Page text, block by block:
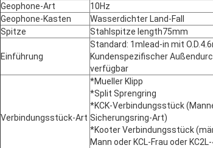
Geophone-Art
10Hz
Geophone-Kasten
Wasserdichter Land-Fall
Spitze
Stahlspitze length75mm
Einführung
Standard: 1mlead-in mit
Kundenspezifischer
verfügbar
Verbindungsstück-Art
*Mueller Klipp
*Split Sprengring
*KCK-Verbindungsstück
Sicherungsring-Art)
*Kooter Verbindungsstück
Mann oder KCL-Frau oder